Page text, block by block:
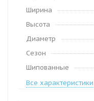
Ширина
Высота
Диаметр
Сезон
Шипованные
Все характеристики